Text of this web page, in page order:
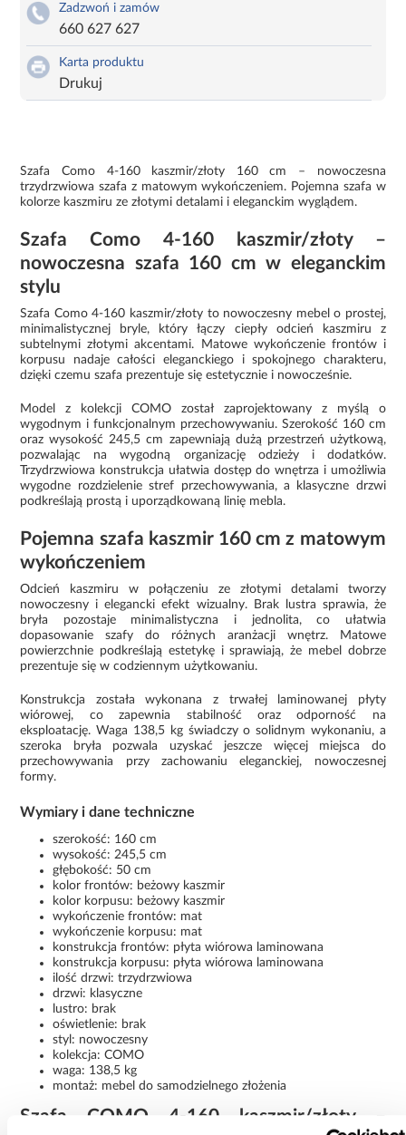
Zadzwoń i zamów
660 627 627
Karta produktu
Drukuj
Szafa Como 4-160 kaszmir/złoty 160 cm – nowoczesna
trzydrzwiowa szafa z matowym wykończeniem. Pojemna szafa w
kolorze kaszmiru ze złotymi detalami i eleganckim wyglądem.
Szafa Como 4-160 kaszmir/złoty –
nowoczesna szafa 160 cm w eleganckim
stylu
Szafa Como 4-160 kaszmir/złoty to nowoczesny mebel o prostej,
minimalistycznej bryle, który łączy ciepły odcień kaszmiru z
subtelnymi złotymi akcentami. Matowe wykończenie frontów i
korpusu nadaje całości eleganckiego i spokojnego charakteru,
dzięki czemu szafa prezentuje się estetycznie i nowocześnie.
Model z kolekcji COMO został zaprojektowany z myślą o
wygodnym i funkcjonalnym przechowywaniu. Szerokość 160 cm
oraz wysokość 245,5 cm zapewniają dużą przestrzeń użytkową,
pozwalając na wygodną organizację odzieży i dodatków.
Trzydrzwiowa konstrukcja ułatwia dostęp do wnętrza i umożliwia
wygodne rozdzielenie stref przechowywania, a klasyczne drzwi
podkreślają prostą i uporządkowaną linię mebla.
Pojemna szafa kaszmir 160 cm z matowym
wykończeniem
Odcień kaszmiru w połączeniu ze złotymi detalami tworzy
nowoczesny i elegancki efekt wizualny. Brak lustra sprawia, że
bryła pozostaje minimalistyczna i jednolita, co ułatwia
dopasowanie szafy do różnych aranżacji wnętrz. Matowe
powierzchnie podkreślają estetykę i sprawiają, że mebel dobrze
prezentuje się w codziennym użytkowaniu.
Konstrukcja została wykonana z trwałej laminowanej płyty
wiórowej, co zapewnia stabilność oraz odporność na
eksploatację. Waga 138,5 kg świadczy o solidnym wykonaniu, a
szeroka bryła pozwala uzyskać jeszcze więcej miejsca do
przechowywania przy zachowaniu eleganckiej, nowoczesnej
formy.
Wymiary i dane techniczne
szerokość: 160 cm
wysokość: 245,5 cm
głębokość: 50 cm
kolor frontów: beżowy kaszmir
kolor korpusu: beżowy kaszmir
wykończenie frontów: mat
wykończenie korpusu: mat
konstrukcja frontów: płyta wiórowa laminowana
konstrukcja korpusu: płyta wiórowa laminowana
ilość drzwi: trzydrzwiowa
drzwi: klasyczne
lustro: brak
oświetlenie: brak
styl: nowoczesny
kolekcja: COMO
waga: 138,5 kg
montaż: mebel do samodzielnego złożenia
Szafa COMO 4-160 kaszmir/złoty –